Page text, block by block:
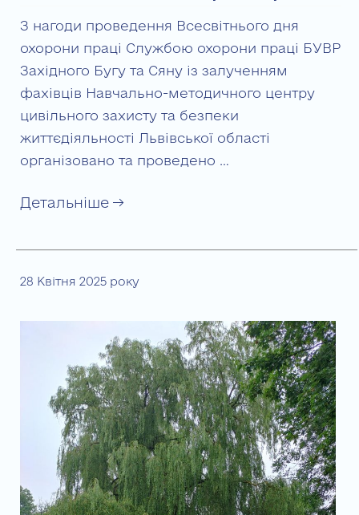
З нагоди проведення Всесвітнього дня
охорони праці Службою охорони праці БУВР
Західного Бугу та Сяну із залученням
фахівців Навчально-методичного центру
цивільного захисту та безпеки
життєдіяльності Львівської області
організовано та проведено …
Детальніше →
28 Квітня 2025 року